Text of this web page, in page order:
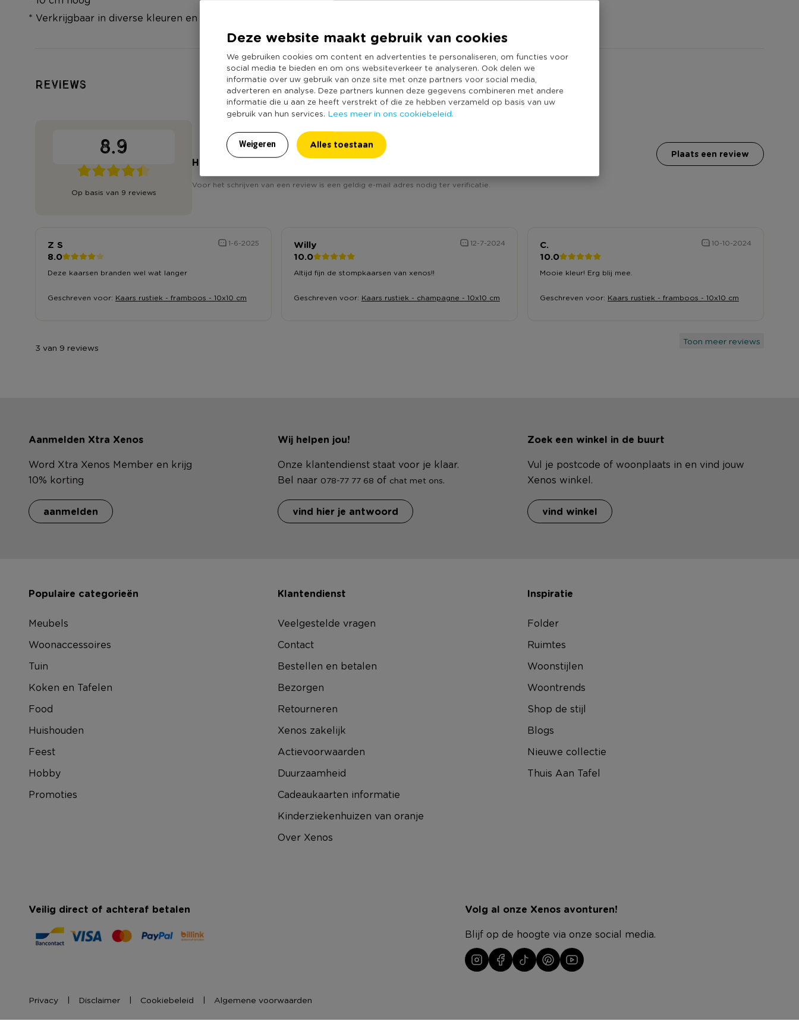
Deze website maakt gebruik van cookies
We gebruiken cookies om content en advertenties te personaliseren, om functies voor
social media te bieden en om ons websiteverkeer te analyseren. Ook delen we
informatie over uw gebruik van onze site met onze partners voor social media,
adverteren en analyse. Deze partners kunnen deze gegevens combineren met andere
informatie die u aan ze heeft verstrekt of die ze hebben verzameld op basis van uw
gebruik van hun services. Lees meer in ons cookiebeleid.
Weigeren Alles toestaan
* Verkrijgbaar in diverse kleuren en formaten.
Reviews
8.9
Op basis van 9 reviews
Heb jij 'Kaars rustiek - blauw/groen - 10x10 cm'? Schrijf een review!
Voor het schrijven van een review is een geldig e-mail adres nodig ter verificatie.
plaats een review
Z S 1-6-2025
8.0
Deze kaarsen branden wel wat langer
Geschreven voor: Kaars rustiek - framboos - 10x10 cm
Willy 12-7-2024
10.0
Altijd fijn de stompkaarsen van xenos!!
Geschreven voor: Kaars rustiek - champagne - 10x10 cm
C. 10-10-2024
10.0
Mooie kleur! Erg blij mee.
Geschreven voor: Kaars rustiek - framboos - 10x10 cm
3 van 9 reviews
Toon meer reviews
Aanmelden Xtra Xenos
Word Xtra Xenos Member en krijg
10% korting
aanmelden
Wij helpen jou!
Onze klantendienst staat voor je klaar.
Bel naar 078-77 77 68 of chat met ons.
vind hier je antwoord
Zoek een winkel in de buurt
Vul je postcode of woonplaats in en vind jouw
Xenos winkel.
vind winkel
Populaire categorieën
Meubels
Woonaccessoires
Tuin
Koken en Tafelen
Food
Huishouden
Feest
Hobby
Promoties
Klantendienst
Veelgestelde vragen
Contact
Bestellen en betalen
Bezorgen
Retourneren
Xenos zakelijk
Actievoorwaarden
Duurzaamheid
Cadeaukaarten informatie
Kinderziekenhuizen van oranje
Over Xenos
Inspiratie
Folder
Ruimtes
Woonstijlen
Woontrends
Shop de stijl
Blogs
Nieuwe collectie
Thuis Aan Tafel
Veilig direct of achteraf betalen Volg al onze Xenos avonturen!
Blijf op de hoogte via onze social media.
Privacy Disclaimer Cookiebeleid Algemene voorwaarden